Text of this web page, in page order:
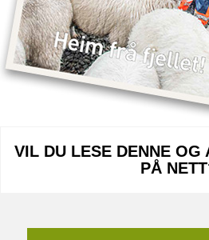
VIL DU LESE DENNE OG
PÅ